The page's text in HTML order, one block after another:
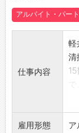
アルバイト・パート
仕事内容
軽
清
■
・
雇用形態 ア